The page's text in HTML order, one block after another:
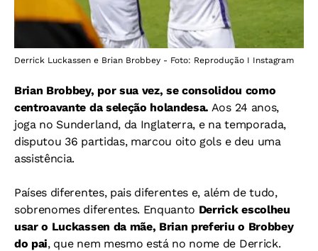
Derrick Luckassen e Brian Brobbey - Foto: Reprodução I Instagram
Brian Brobbey, por sua vez, se consolidou como
centroavante da seleção holandesa. Aos 24 anos,
joga no Sunderland, da Inglaterra, e na temporada,
disputou 36 partidas, marcou oito gols e deu uma
assistência.
Países diferentes, pais diferentes e, além de tudo,
sobrenomes diferentes. Enquanto Derrick escolheu
usar o Luckassen da mãe, Brian preferiu o Brobbey
do pai, que nem mesmo está no nome de Derrick.